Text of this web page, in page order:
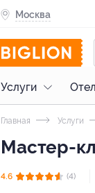
Москва
Услуги
Главная Услуги
Мастер-
4.6 (4)